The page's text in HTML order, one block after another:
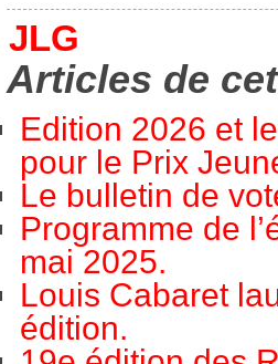
JLG
Articles de
Edition 2026 et
pour le Prix
Le bulletin de
Programme de
mai 2025.
Louis Cabaret
édition.